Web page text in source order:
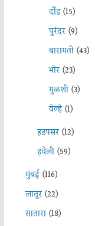
दौंड(15)
पुरंदर(9)
बारामती(43)
भोर(23)
मुळशी(3)
वेल्हे(1)
हडपसर(12)
हवेली(59)
मुंबई(116)
लातूर(22)
सातारा(18)